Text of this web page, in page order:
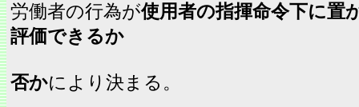
労働者の行為が使用者の指揮命令下に置
評価できるか
否かにより決まる。